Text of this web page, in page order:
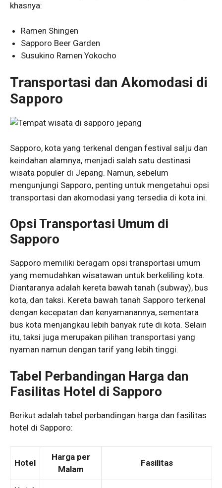
khasnya:
Ramen Shingen
Sapporo Beer Garden
Susukino Ramen Yokocho
Transportasi dan Akomodasi di
Sapporo
Sapporo, kota yang terkenal dengan festival salju dan
keindahan alamnya, menjadi salah satu destinasi
wisata populer di Jepang. Namun, sebelum
mengunjungi Sapporo, penting untuk mengetahui opsi
transportasi dan akomodasi yang tersedia di kota ini.
Opsi Transportasi Umum di
Sapporo
Sapporo memiliki beragam opsi transportasi umum
yang memudahkan wisatawan untuk berkeliling kota.
Diantaranya adalah kereta bawah tanah (subway), bus
kota, dan taksi. Kereta bawah tanah Sapporo terkenal
dengan kecepatan dan kenyamanannya, sementara
bus kota menjangkau lebih banyak rute di kota. Selain
itu, taksi juga merupakan pilihan transportasi yang
nyaman namun dengan tarif yang lebih tinggi.
Tabel Perbandingan Harga dan
Fasilitas Hotel di Sapporo
Berikut adalah tabel perbandingan harga dan fasilitas
hotel di Sapporo:
Hotel
Harga per
Malam
Fasilitas